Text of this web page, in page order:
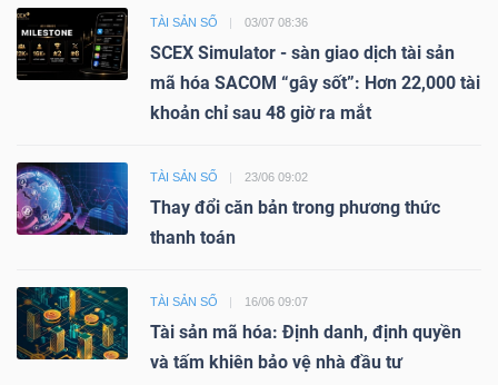
TÀI SẢN SỐ 03/07 08:36
SCEX Simulator - sàn giao dịch tài sản
mã hóa SACOM “gây sốt”: Hơn 22,000 tài
khoản chỉ sau 48 giờ ra mắt
TÀI SẢN SỐ 23/06 09:02
Thay đổi căn bản trong phương thức
thanh toán
TÀI SẢN SỐ 16/06 09:07
Tài sản mã hóa: Định danh, định quyền
và tấm khiên bảo vệ nhà đầu tư